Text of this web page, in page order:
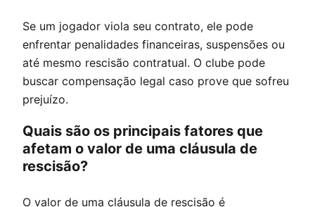
Se um jogador viola seu contrato, ele pode
enfrentar penalidades financeiras, suspensões ou
até mesmo rescisão contratual. O clube pode
buscar compensação legal caso prove que sofreu
prejuízo.
Quais são os principais fatores que
afetam o valor de uma cláusula de
rescisão?
O valor de uma cláusula de rescisão é